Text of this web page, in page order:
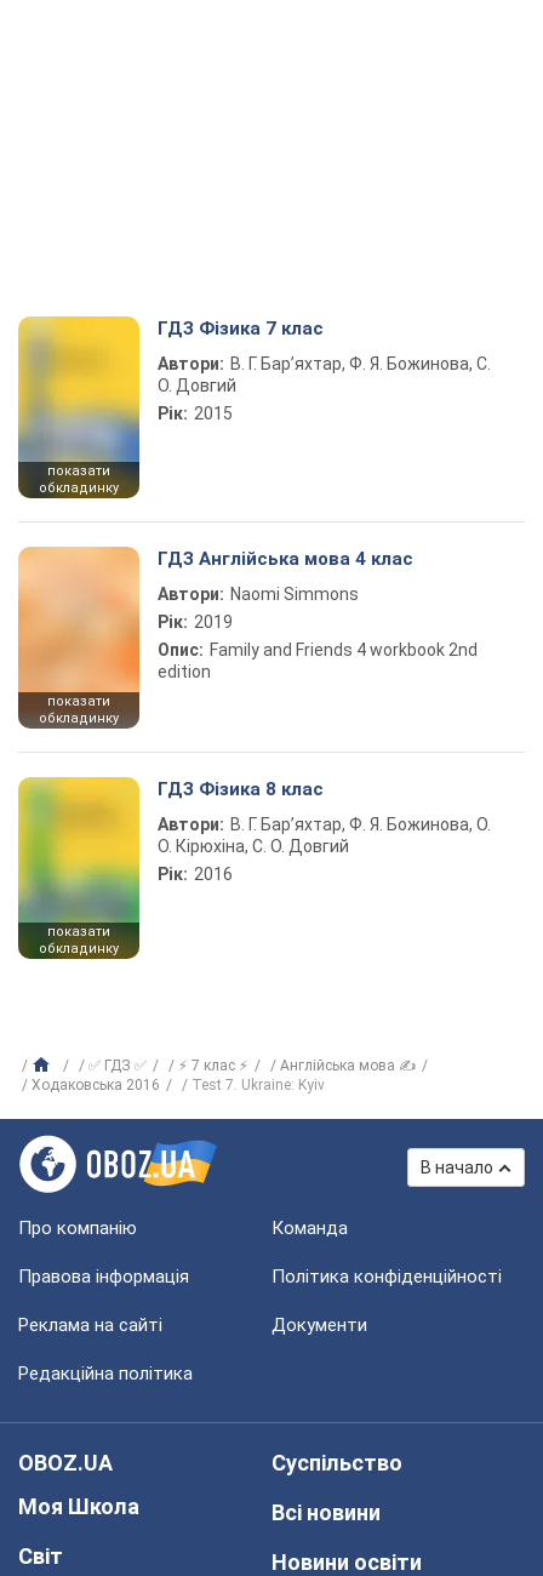
показати
обкладинку
ГДЗ Фізика 7 клас
Автори: В. Г. Бар’яхтар, Ф. Я. Божинова, С.
О. Довгий
Рік: 2015
показати
обкладинку
ГДЗ Англійська мова 4 клас
Автори: Naomi Simmons
Рік: 2019
Опис: Family and Friends 4 workbook 2nd
edition
показати
обкладинку
ГДЗ Фізика 8 клас
Автори: В. Г. Бар’яхтар, Ф. Я. Божинова, О.
О. Кірюхіна, С. О. Довгий
Рік: 2016
✅ ГДЗ ✅ ⚡ 7 клас ⚡
Англійська мова ✍
Ходаковська 2016
Test 7. Ukraine: Kyiv
В начало
Про компанію Команда
Правова інформація Політика конфіденційності
Реклама на сайті Документи
Редакційна політика
OBOZ.UA
Моя Школа
Світ
Суспільство
Всі новини
Новини освіти